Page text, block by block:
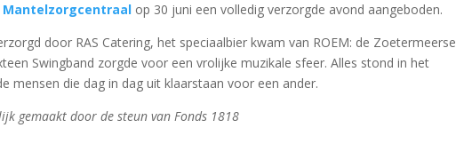
Mantelzorgcentraal op 30 juni een volledig verzorgde avond aangeboden.
door RAS Catering, het speciaalbier kwam van ROEM: de Zoetermeerse
Swingband zorgde voor een vrolijke muzikale sfeer. Alles stond in het
mensen die dag in dag uit klaarstaan voor een ander.
gemaakt door de steun van Fonds 1818